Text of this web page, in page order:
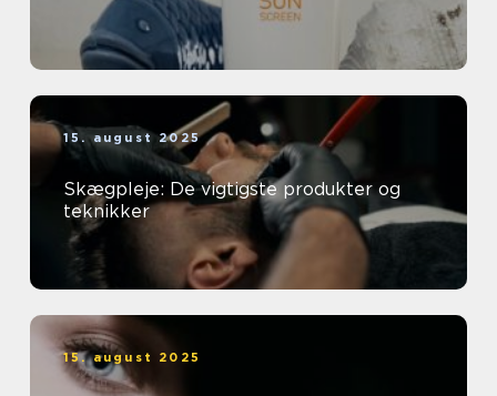
15. august 2025
Skægpleje: De vigtigste produkter og
teknikker
15. august 2025